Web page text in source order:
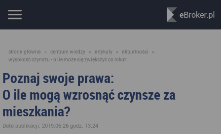
strona główna » centrum wiedzy » artykuły » aktualności
»
wysokość czynszu - o ile może się zwiększyć co roku?
Poznaj swoje prawa:
O ile mogą wzrosnąć czynsze za
mieszkania?
Data publikacji: 2019.06.26 godz. 13:24